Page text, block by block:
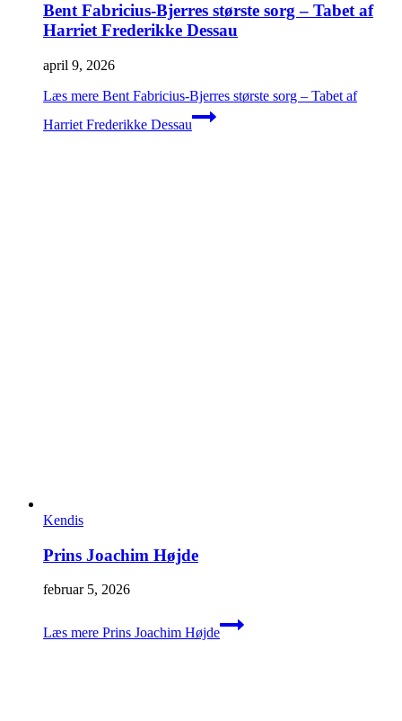
Bent Fabricius-Bjerres største sorg – Tabet af
Harriet Frederikke Dessau
april 9, 2026
Læs mere Bent Fabricius-Bjerres største sorg – Tabet af
Harriet Frederikke Dessau
Kendis
Prins Joachim Højde
februar 5, 2026
Læs mere Prins Joachim Højde